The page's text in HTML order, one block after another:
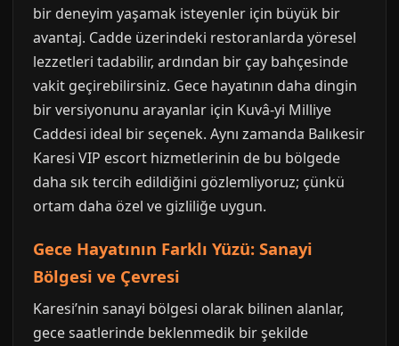
bir deneyim yaşamak isteyenler için büyük bir
avantaj. Cadde üzerindeki restoranlarda yöresel
lezzetleri tadabilir, ardından bir çay bahçesinde
vakit geçirebilirsiniz. Gece hayatının daha dingin
bir versiyonunu arayanlar için Kuvâ-yi Milliye
Caddesi ideal bir seçenek. Aynı zamanda Balıkesir
Karesi VIP escort hizmetlerinin de bu bölgede
daha sık tercih edildiğini gözlemliyoruz; çünkü
ortam daha özel ve gizliliğe uygun.
Gece Hayatının Farklı Yüzü: Sanayi
Bölgesi ve Çevresi
Karesi’nin sanayi bölgesi olarak bilinen alanlar,
gece saatlerinde beklenmedik bir şekilde